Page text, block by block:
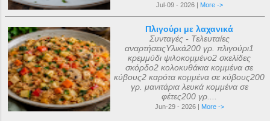
Jul-09 - 2026 | More ->
Πλιγούρι με λαχανικά
Συνταγές - Τελευταίες
αναρτήσειςΥλικά200 γρ. πλιγούρι1
κρεμμύδι ψιλοκομμένο2 σκελίδες
σκόρδο2 κολοκυθάκια κομμένα σε
κύβους2 καρότα κομμένα σε κύβους200
γρ. μανιτάρια λευκά κομμένα σε
φέτες200 γρ....
Jun-29 - 2026 | More ->